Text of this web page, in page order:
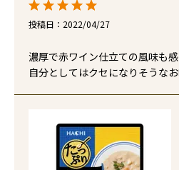
投稿日 2022/04/27
濃厚で赤ワイン仕立ての風味も感
自分としてはクセになりそうなお